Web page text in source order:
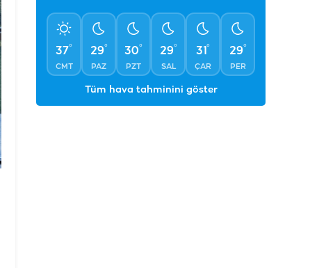
37°
CMT
29°
PAZ
30°
PZT
29°
SAL
31°
ÇAR
29°
PER
Tüm hava tahminini göster